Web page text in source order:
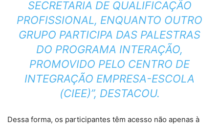
SECRETARIA DE QUALIFICAÇÃO
PROFISSIONAL, ENQUANTO OUTRO
GRUPO PARTICIPA DAS PALESTRAS
DO PROGRAMA INTERAÇÃO,
PROMOVIDO PELO CENTRO DE
INTEGRAÇÃO EMPRESA-ESCOLA
(CIEE)”, DESTACOU.
Dessa forma, os participantes têm acesso não apenas à